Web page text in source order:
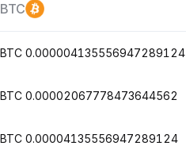
BTC
0.000004135556947289124 BTC
0.00002067778473644562 BTC
0.00004135556947289124 BTC